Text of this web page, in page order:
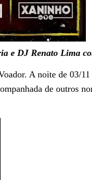
e DJ Renato Lima
A noite de 03/
de outros